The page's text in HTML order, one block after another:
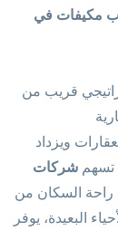
مكيفات في
قريب من
ويزداد
تسهم شركات
السكان من
البعيدة، يوفر